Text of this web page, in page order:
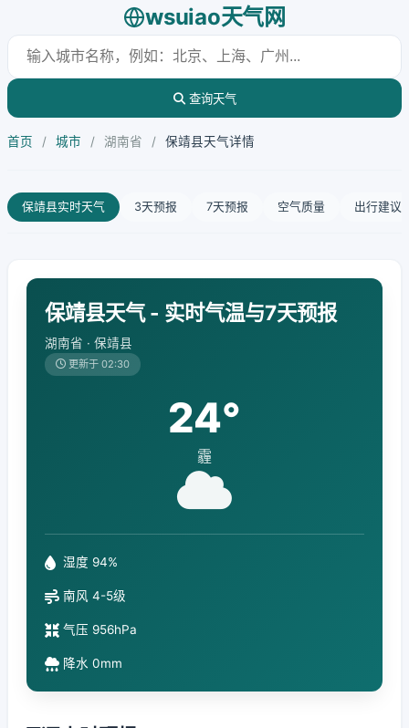
wsuiao天气网
查询天气
首页 / 城市 / 湖南省 / 保靖县天气详情
保靖县实时天气 3天预报 7天预报 空气质量 出行建议
保靖县天气 - 实时气温与7天预报
湖南省 · 保靖县
更新于 02:30
24°
霾
湿度 94%
南风 4-5级
气压 956hPa
降水 0mm